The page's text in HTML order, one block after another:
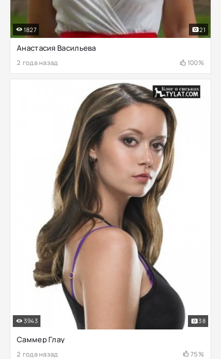
Анастасия Васильева
2 года назад 100%
1827 21
Саммер Глау
2 года назад 75%
3943 38